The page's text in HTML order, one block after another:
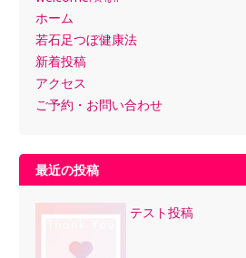
ホーム
若石足つぼ健康法
新着投稿
アクセス
ご予約・お問い合わせ
最近の投稿
テスト投稿